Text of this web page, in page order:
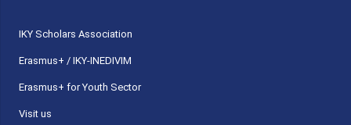
ΙΚΥ Scholars Association
Erasmus+ / IKY-INEDIVIM
Erasmus+ for Youth Sector
Visit us